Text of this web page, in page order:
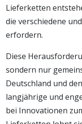
Lieferketten
die verschiedene
erfordern.
Diese
sondern nur
Deutschland und
langjährige und
bei Innovationen